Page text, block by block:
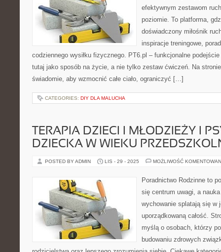
efektywnym zestawom
poziomie. To platforma,
doświadczony miłośnik
inspiracje treningowe,
codziennego wysiłku fizycznego. PT6.pl – funkcjonalne
tutaj jako sposób na życie, a nie tylko zestaw ćwiczeń. Na
świadomie, aby wzmocnić całe ciało, ograniczyć […]
CATEGORIES: DIY DLA MALUCHA
TERAPIA DZIECI I MŁODZIEŻY I
DZIECKA W WIEKU
POSTED BY ADMIN LIS - 29 - 2025 MOŻLIWOŚĆ
Poradnictwo Rodzinne to
się centrum uwagi, a
wychowanie splatają się w
uporządkowaną całość.
myślą o osobach, którzy
budowaniu zdrowych